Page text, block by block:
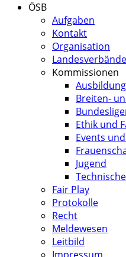
ÖSB
Aufgaben
Kontakt
Organisation
Landesverbände
Kommissionen
Ausbildung
Breiten-
Ethik und
Events
Jugend
Fair Play
Protokolle
Recht
Meldewesen
Leitbild